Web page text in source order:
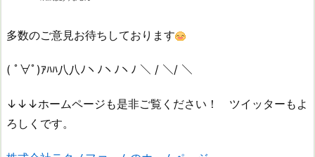
多数のご意見お待ちしております
( ﾟ∀ﾟ)ｱﾊﾊ八八ﾉヽﾉヽﾉヽﾉ ＼ / ＼/ ＼
↓↓↓ホームページも是非ご覧ください！ ツイッターもよ
ろしくです。